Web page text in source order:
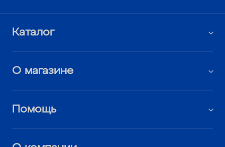
Каталог
О магазине
Помощь